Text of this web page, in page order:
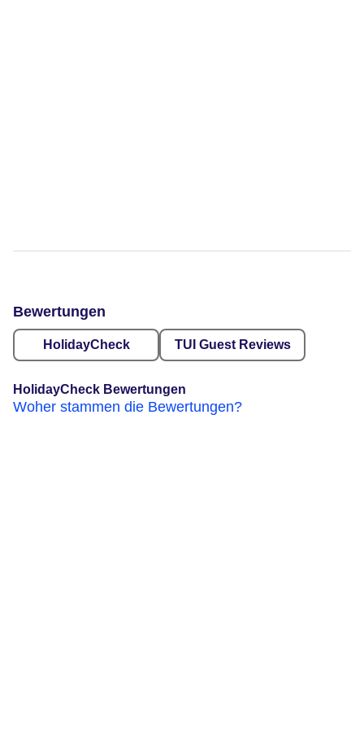
Bewertungen
HolidayCheck TUI Guest Reviews
HolidayCheck Bewertungen
Woher stammen die Bewertungen?